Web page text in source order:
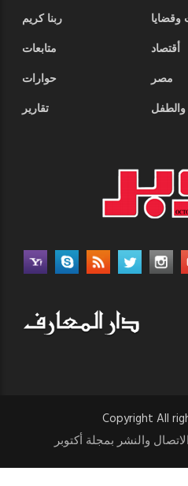
ربنا كريم
أقتصاد
متابعات
مصر
حوارات
تقارير
Copyright All
والنشر بمجلة أكتوبر